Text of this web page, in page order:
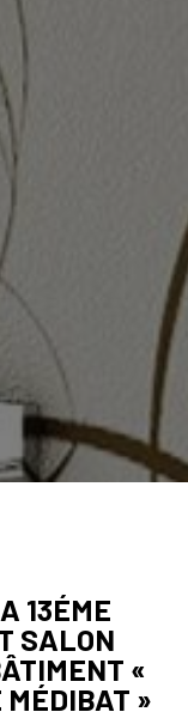
13ÉME
SALON
«
MÉDIBAT »